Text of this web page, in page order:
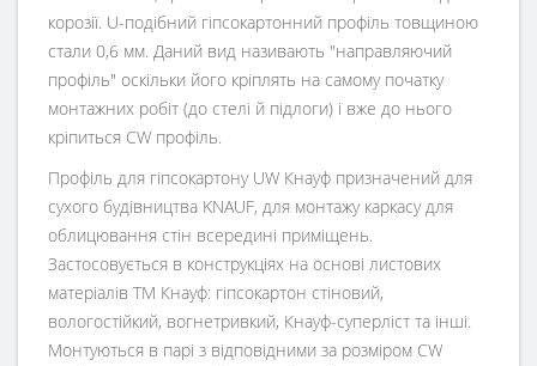
корозії. U-подібний гіпсокартонний профіль товщиною
стали 0,6 мм. Даний вид називають "направляючий
профіль" оскільки його кріплять на самому початку
монтажних робіт (до стелі й підлоги) і вже до нього
кріпиться CW профіль.
Профіль для гіпсокартону UW Кнауф призначений для
сухого будівництва KNAUF, для монтажу каркасу для
облицювання стін всередині приміщень.
Застосовується в конструкціях на основі листових
матеріалів ТМ Кнауф: гіпсокартон стіновий,
вологостійкий, вогнетривкий, Кнауф-суперліст та інші.
Монтуються в парі з відповідними за розміром CW